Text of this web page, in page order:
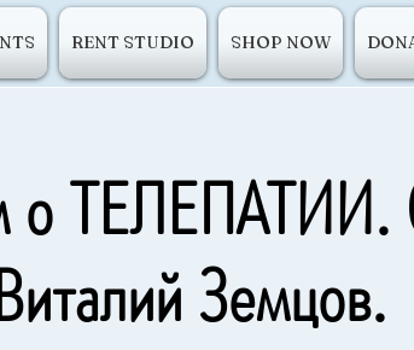
RENT STUDIO SHOP NOW
о ТЕЛЕПАТИИ.
Земцов.